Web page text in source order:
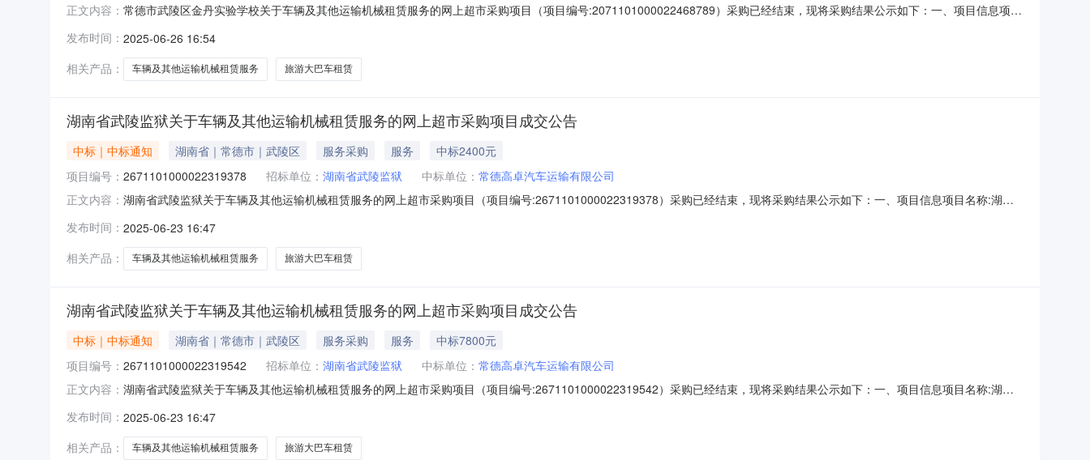
正文内容： 常德市武陵区金丹实验学校关于车辆及其他运输机械租赁服务的网上超市采购项目（项目编号:2071101000022468789）采购已经结束，现将采购结果公示如下：一、项目信息项目
行政区划编码:430702项目所在行政区划名称:湖南省常德市武陵区报价起止时间:-二、采购单位信息采购单位名称:常德市武陵区金丹实验学校采购单位地址:常德市武陵区
发布时间： 2025-06-26 16:54
相关产品：
车辆及其他运输机械租赁服务 旅游大巴车租赁
湖南省武陵监狱关于车辆及其他运输机械租赁服务的网上超市采购项目成交公告
中标｜中标通知 湖南省｜常德市｜武陵区 服务采购 服务
中标2400元
项目编号： 2671101000022319378 招标单位： 湖南省武陵监狱 中标单位： 常德高卓汽车运输有限公司
正文内容： 湖南省武陵监狱关于车辆及其他运输机械租赁服务的网上超市采购项目（项目编号:2671101000022319378）采购已经结束，现将采购结果公示如下：一、项目信息项目名称:湖南
编码:439900项目所在行政区划名称:湖南省本级报价起止时间:-二、采购单位信息采购单位名称:湖南省武陵监狱采购单位地址:常德市石板滩镇狮子山村邓塝路采购
发布时间： 2025-06-23 16:47
相关产品：
车辆及其他运输机械租赁服务 旅游大巴车租赁
湖南省武陵监狱关于车辆及其他运输机械租赁服务的网上超市采购项目成交公告
中标｜中标通知 湖南省｜常德市｜武陵区 服务采购 服务
中标7800元
项目编号： 2671101000022319542 招标单位： 湖南省武陵监狱 中标单位： 常德高卓汽车运输有限公司
正文内容： 湖南省武陵监狱关于车辆及其他运输机械租赁服务的网上超市采购项目（项目编号:2671101000022319542）采购已经结束，现将采购结果公示如下：一、项目信息项目名称:湖南
编码:439900项目所在行政区划名称:湖南省本级报价起止时间:-二、采购单位信息采购单位名称:湖南省武陵监狱采购单位地址:常德市石板滩镇狮子山村邓塝路采购
发布时间： 2025-06-23 16:47
相关产品：
车辆及其他运输机械租赁服务 旅游大巴车租赁